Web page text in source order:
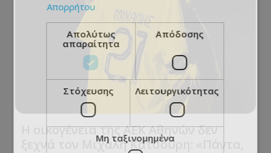
Η οικογένεια της ΑΕΚ Αθηνών δεν
ξεχνά τον Μιχάλη Κατσούρη: «Πάντα,
Απορρήτου
Απολύτως
απαραίτητα
Απόδοσης
Στόχευσης Λειτουργικότητας
Μη ταξινομημένα